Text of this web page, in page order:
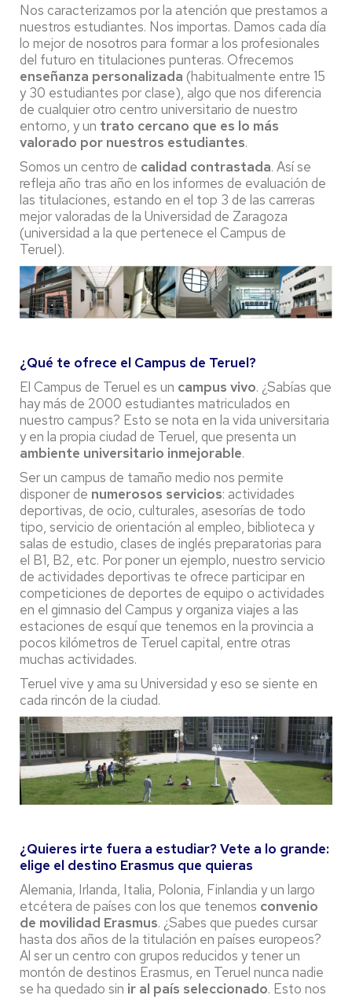
Nos caracterizamos por la atención que prestamos a
nuestros estudiantes. Nos importas. Damos cada día
lo mejor de nosotros para formar a los profesionales
del futuro en titulaciones punteras. Ofrecemos
enseñanza personalizada (habitualmente entre 15
y 30 estudiantes por clase), algo que nos diferencia
de cualquier otro centro universitario de nuestro
entorno, y un trato cercano que es lo más
valorado por nuestros estudiantes.
Somos un centro de calidad contrastada. Así se
refleja año tras año en los informes de evaluación de
las titulaciones, estando en el top 3 de las carreras
mejor valoradas de la Universidad de Zaragoza
(universidad a la que pertenece el Campus de
Teruel).
¿Qué te ofrece el Campus de Teruel?
El Campus de Teruel es un campus vivo. ¿Sabías que
hay más de 2000 estudiantes matriculados en
nuestro campus? Esto se nota en la vida universitaria
y en la propia ciudad de Teruel, que presenta un
ambiente universitario inmejorable.
Ser un campus de tamaño medio nos permite
disponer de numerosos servicios: actividades
deportivas, de ocio, culturales, asesorías de todo
tipo, servicio de orientación al empleo, biblioteca y
salas de estudio, clases de inglés preparatorias para
el B1, B2, etc. Por poner un ejemplo, nuestro servicio
de actividades deportivas te ofrece participar en
competiciones de deportes de equipo o actividades
en el gimnasio del Campus y organiza viajes a las
estaciones de esquí que tenemos en la provincia a
pocos kilómetros de Teruel capital, entre otras
muchas actividades.
Teruel vive y ama su Universidad y eso se siente en
cada rincón de la ciudad.
¿Quieres irte fuera a estudiar? Vete a lo grande:
elige el destino Erasmus que quieras
Alemania, Irlanda, Italia, Polonia, Finlandia y un largo
etcétera de países con los que tenemos convenio
de movilidad Erasmus. ¿Sabes que puedes cursar
hasta dos años de la titulación en países europeos?
Al ser un centro con grupos reducidos y tener un
montón de destinos Erasmus, en Teruel nunca nadie
se ha quedado sin ir al país seleccionado. Esto nos